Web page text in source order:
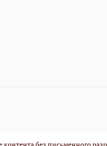
контента без письменного